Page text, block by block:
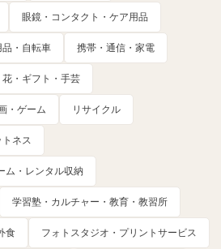
眼鏡・コンタクト・ケア用品
品・自転車 携帯・通信・家電
花・ギフト・手芸
・ゲーム リサイクル
ネス
ム・レンタル収納
学習塾・カルチャー・教育・教習所
食 フォトスタジオ・プリントサービス